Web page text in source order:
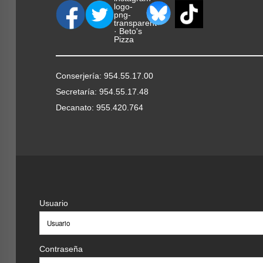
Conserjería: 954.55.17.00
Secretaría: 954.55.17.48
Decanato: 955.420.764
Usuario
Contraseña